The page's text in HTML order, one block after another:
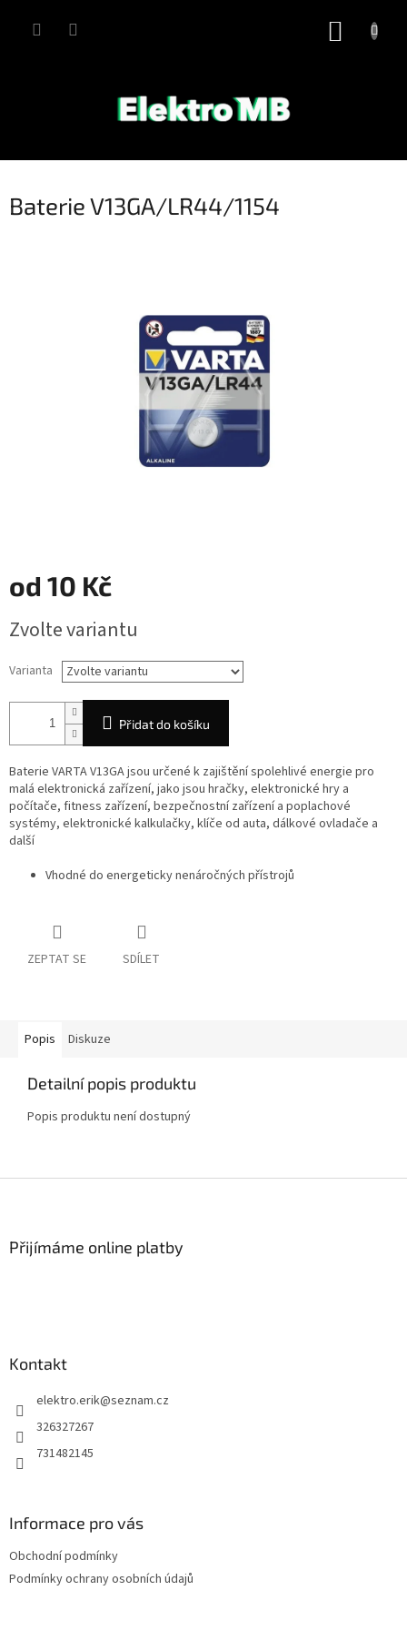
Baterie V13GA/LR44/1154
od 10 Kč
cena:
Zvolte variantu
Varianta
Přidat do košíku
Baterie VARTA V13GA jsou určené k zajištění spolehlivé energie pro
malá elektronická zařízení, jako jsou hračky, elektronické hry a
počítače, fitness zařízení, bezpečnostní zařízení a poplachové
systémy, elektronické kalkulačky, klíče od auta, dálkové ovladače a
další
Vhodné do energeticky nenáročných přístrojů
ZEPTAT SE SDÍLET
Popis Diskuze
Detailní popis produktu
Popis produktu není dostupný
Přijímáme online platby
Kontakt
elektro.erik@seznam.cz
326327267
731482145
Informace pro vás
Obchodní podmínky
Podmínky ochrany osobních údajů